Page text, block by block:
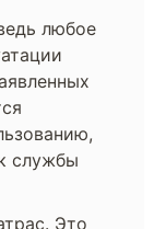
любое
службы
Это